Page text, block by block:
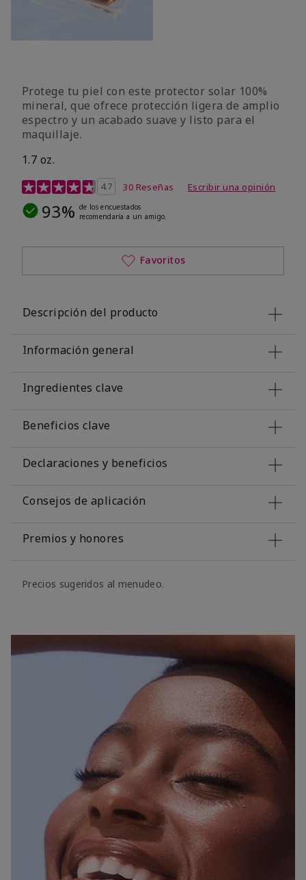
Protege tu piel con este protector solar 100%
mineral, que ofrece protección ligera de amplio
espectro y un acabado suave y listo para el
maquillaje.
1.7 oz.
Calificación de clientes de 5 de 5
4.7 30 Reseñas Escribir una opinión
93% de los encuestados
recomendaría a un amigo.
Favoritos
Descripción del producto
Información general
Ingredientes clave
Beneficios clave
Declaraciones y beneficios
Consejos de aplicación
Premios y honores
Precios sugeridos al menudeo.